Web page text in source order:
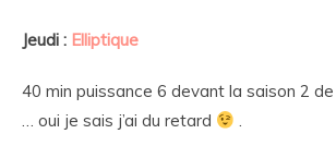
Jeudi : Elliptique
40 min puissance 6 devant la saison 2
… oui je sais j’ai du retard
.